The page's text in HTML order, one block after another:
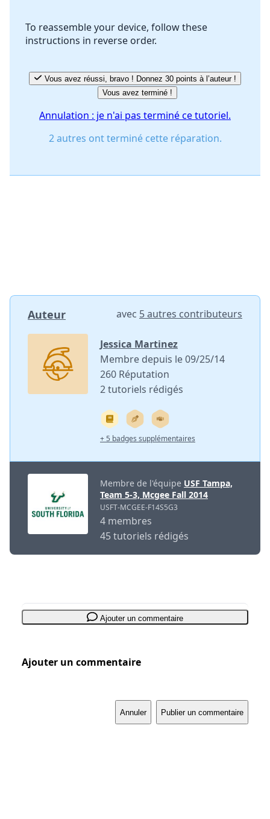
Annuler Publier un commentaire
To reassemble your device, follow these
instructions in reverse order.
Vous avez réussi, bravo ! Donnez 30 points à l’auteur !
Vous avez terminé !
Annulation : je n'ai pas terminé ce tutoriel.
2 autres ont terminé cette réparation.
Auteur avec 5 autres contributeurs
Jessica Martinez
Membre depuis le 09/25/14
260 Réputation
2 tutoriels rédigés
+ 5 badges supplémentaires
Membre de l'équipe USF Tampa,
Team 5-3, Mcgee Fall 2014
USFT-MCGEE-F14S5G3
4 membres
45 tutoriels rédigés
Ajouter un commentaire
Ajouter un commentaire
Annuler Publier un commentaire